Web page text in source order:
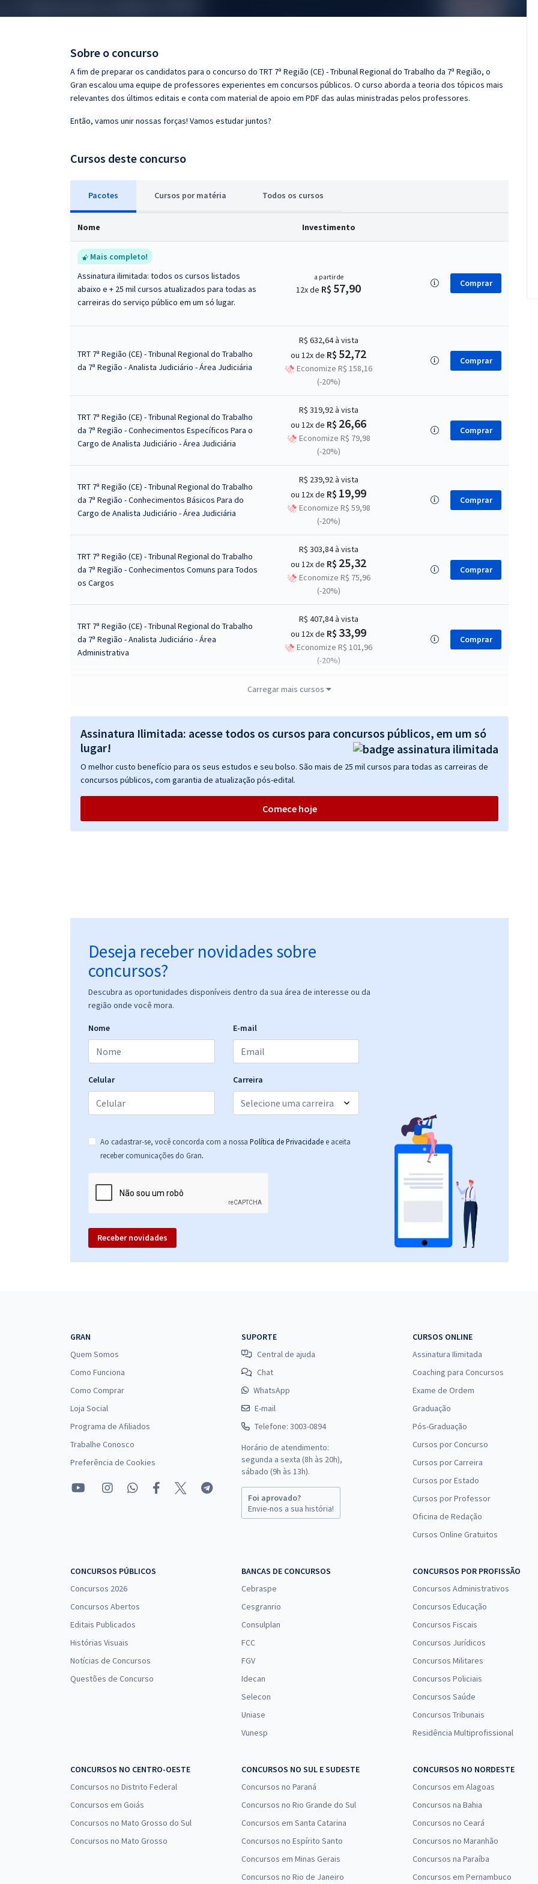
Questões grátis
Sobre o concurso
A fim de preparar os candidatos para o concurso do TRT 7ª Região (CE) - Tribunal Regional do Trabalho da 7ª Região, o
Gran escalou uma equipe de professores experientes em concursos públicos. O curso aborda a teoria dos tópicos mais
relevantes dos últimos editais e conta com material de apoio em PDF das aulas ministradas pelos professores.
Então, vamos unir nossas forças! Vamos estudar juntos?
Cursos deste concurso
Pacotes Cursos por matéria Todos os cursos
Nome Investimento
Mais completo!
Assinatura ilimitada: todos os cursos listados
abaixo e + 25 mil cursos atualizados para todas as
carreiras do serviço público em um só lugar.
a partir de
12x de R$ 57,90 Comprar
TRT 7ª Região (CE) - Tribunal Regional do Trabalho
da 7ª Região - Analista Judiciário - Área Judiciária
R$ 632,64à vista
ou 12x de R$ 52,72
Economize R$ 158,16
(-20%)
Comprar
TRT 7ª Região (CE) - Tribunal Regional do Trabalho
da 7ª Região - Conhecimentos Específicos Para o
Cargo de Analista Judiciário - Área Judiciária
R$ 319,92à vista
ou 12x de R$ 26,66
Economize R$ 79,98
(-20%)
Comprar
TRT 7ª Região (CE) - Tribunal Regional do Trabalho
da 7ª Região - Conhecimentos Básicos Para do
Cargo de Analista Judiciário - Área Judiciária
R$ 239,92à vista
ou 12x de R$ 19,99
Economize R$ 59,98
(-20%)
Comprar
TRT 7ª Região (CE) - Tribunal Regional do Trabalho
da 7ª Região - Conhecimentos Comuns para Todos
os Cargos
R$ 303,84à vista
ou 12x de R$ 25,32
Economize R$ 75,96
(-20%)
Comprar
TRT 7ª Região (CE) - Tribunal Regional do Trabalho
da 7ª Região - Analista Judiciário - Área
Administrativa
R$ 407,84à vista
ou 12x de R$ 33,99
Economize R$ 101,96
(-20%)
Comprar
TRT 7ª Região (CE) - Tribunal Regional do Trabalho
Administrativa - Especialidade: Agente da Polícia
Judicial
R$ 367,84
Economize R$ 91,96
(-20%)
TRT 7ª Região (CE) - Tribunal Regional do Trabalho
da 7ª Região - Analista Judiciário - Área Judiciária -
ou 12x de R$52,72
(-20%)
Carregar mais cursos
Assinatura Ilimitada: acesse todos os cursos para concursos públicos, em um só
lugar!
O melhor custo benefício para os seus estudos e seu bolso. São mais de 25 mil cursos para todas as carreiras de
concursos públicos, com garantia de atualização pós-edital.
Comece hoje
Deseja receber novidades sobre
concursos?
Descubra as oportunidades disponíveis dentro da sua área de interesse ou da
região onde você mora.
Nome E-mail
Celular Carreira
Ao cadastrar-se, você concorda com a nossa Política de Privacidade e aceita
receber comunicações do Gran.
Receber novidades
GRAN
Quem Somos
Como Funciona
Como Comprar
Loja Social
Programa de Afiliados
Trabalhe Conosco
Preferência de Cookies
SUPORTE
Central de ajuda
Chat
WhatsApp
E-mail
Telefone: 3003-0894
Horário de atendimento:
segunda a sexta (8h às 20h),
sábado (9h às 13h).
Foi aprovado?
Envie-nos a sua história!
CURSOS ONLINE
Assinatura Ilimitada
Coaching para Concursos
Exame de Ordem
Graduação
Pós-Graduação
Cursos por Concurso
Cursos por Carreira
Cursos por Estado
Cursos por Professor
Oficina de Redação
Cursos Online Gratuitos
CONCURSOS PÚBLICOS
Concursos 2026
Concursos Abertos
Editais Publicados
Histórias Visuais
Notícias de Concursos
Questões de Concurso
BANCAS DE CONCURSOS
Cebraspe
Cesgranrio
Consulplan
FCC
FGV
Idecan
Selecon
Uniase
Vunesp
CONCURSOS POR PROFISSÃO
Concursos Administrativos
Concursos Educação
Concursos Fiscais
Concursos Jurídicos
Concursos Militares
Concursos Policiais
Concursos Saúde
Concursos Tribunais
Residência Multiprofissional
CONCURSOS NO CENTRO-OESTE
Concursos no Distrito Federal
Concursos em Goiás
Concursos no Mato Grosso do Sul
Concursos no Mato Grosso
CONCURSOS NO SUL E SUDESTE
Concursos no Paraná
Concursos no Rio Grande do Sul
Concursos em Santa Catarina
Concursos no Espírito Santo
Concursos em Minas Gerais
Concursos no Rio de Janeiro
CONCURSOS NO NORDESTE
Concursos em Alagoas
Concursos na Bahia
Concursos no Ceará
Concursos no Maranhão
Concursos na Paraíba
Concursos em Pernambuco